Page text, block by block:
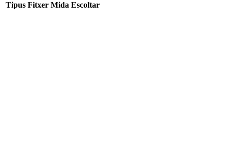
Tipus Fitxer Mida Escoltar